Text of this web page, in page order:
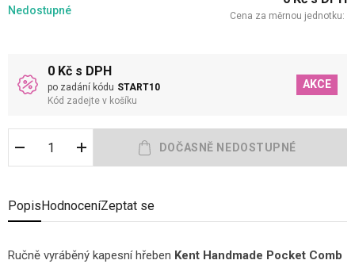
Nedostupné Cena za měrnou jednotku:
0 Kč s DPH
po zadání kódu START10
Kód zadejte v košíku
AKCE
Popis HodnoceníZeptat se
Ručně vyráběný kapesní hřeben Kent Handmade Pocket Comb